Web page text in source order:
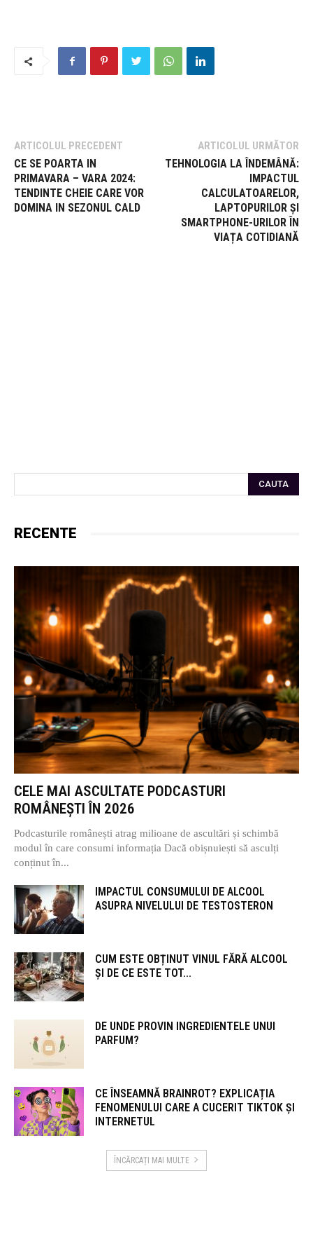
ARTICOLUL PRECEDENT
CE SE POARTA IN
PRIMAVARA – VARA 2024:
TENDINTE CHEIE CARE VOR
DOMINA IN SEZONUL CALD
ARTICOLUL URMĂTOR
TEHNOLOGIA LA ÎNDEMÂNĂ:
IMPACTUL
CALCULATOARELOR,
LAPTOPURILOR ȘI
SMARTPHONE-URILOR ÎN
VIAȚA COTIDIANĂ
CAUTA
RECENTE
CELE MAI ASCULTATE PODCASTURI
ROMÂNEȘTI ÎN 2026
Podcasturile românești atrag milioane de ascultări și schimbă
modul în care consumi informația Dacă obișnuiești să asculți
conținut în...
IMPACTUL CONSUMULUI DE ALCOOL
ASUPRA NIVELULUI DE TESTOSTERON
CUM ESTE OBȚINUT VINUL FĂRĂ ALCOOL
ȘI DE CE ESTE TOT...
DE UNDE PROVIN INGREDIENTELE UNUI
PARFUM?
CE ÎNSEAMNĂ BRAINROT? EXPLICAȚIA
FENOMENULUI CARE A CUCERIT TIKTOK ȘI
INTERNETUL
ÎNCĂRCAȚI MAI MULTE